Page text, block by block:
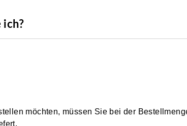
ich?
möchten, müssen Sie bei der